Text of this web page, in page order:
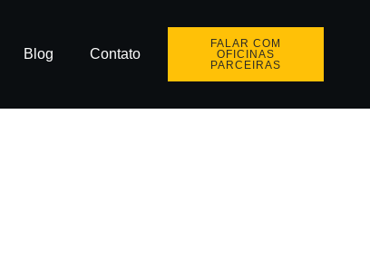
Blog Contato
FALAR COM
OFICINAS
PARCEIRAS